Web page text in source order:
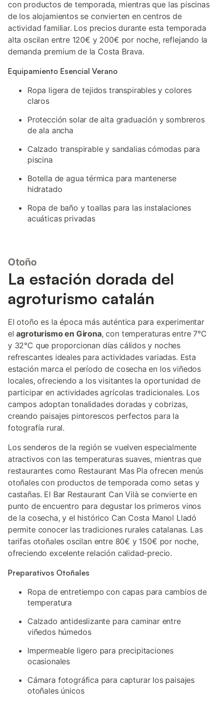
con productos de temporada, mientras que las piscinas
de los alojamientos se convierten en centros de
actividad familiar. Los precios durante esta temporada
alta oscilan entre 120€ y 200€ por noche, reflejando la
demanda premium de la Costa Brava.
Equipamiento Esencial Verano
Ropa ligera de tejidos transpirables y colores
claros
Protección solar de alta graduación y sombreros
de ala ancha
Calzado transpirable y sandalias cómodas para
piscina
Botella de agua térmica para mantenerse
hidratado
Ropa de baño y toallas para las instalaciones
acuáticas privadas
Otoño
La estación dorada del
agroturismo catalán
El otoño es la época más auténtica para experimentar
elagroturismo en Girona, con temperaturas entre 7°C
y 32°C que proporcionan días cálidos y noches
refrescantes ideales para actividades variadas. Esta
estación marca el período de cosecha en los viñedos
locales, ofreciendo a los visitantes la oportunidad de
participar en actividades agrícolas tradicionales. Los
campos adoptan tonalidades doradas y cobrizas,
creando paisajes pintorescos perfectos para la
fotografía rural.
Los senderos de la región se vuelven especialmente
atractivos con las temperaturas suaves, mientras que
restaurantes como Restaurant Mas Pla ofrecen menús
otoñales con productos de temporada como setas y
castañas. El Bar Restaurant Can Vilà se convierte en
punto de encuentro para degustar los primeros vinos
de la cosecha, y el histórico Can Costa Manol Lladó
permite conocer las tradiciones rurales catalanas. Las
tarifas otoñales oscilan entre 80€ y 150€ por noche,
ofreciendo excelente relación calidad-precio.
Preparativos Otoñales
Ropa de entretiempo con capas para cambios de
temperatura
Calzado antideslizante para caminar entre
viñedos húmedos
Impermeable ligero para precipitaciones
ocasionales
Cámara fotográfica para capturar los paisajes
otoñales únicos